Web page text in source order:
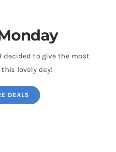
decided to give the most
lovely day!
DEALS